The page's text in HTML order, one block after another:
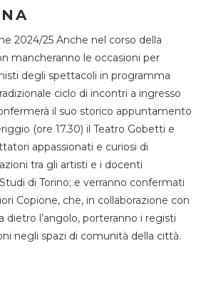
2024/25 Anche nel corso della
mancheranno le occasioni per
degli spettacoli in programma
ciclo di incontri a ingresso
il suo storico appuntamento
(ore 17.30) il Teatro Gobetti e
appassionati e curiosi di
tra gli artisti e i docenti
di Torino; e verranno confermati
Copione, che, in collaborazione con
dietro l’angolo, porteranno i registi
negli spazi di comunità della città.